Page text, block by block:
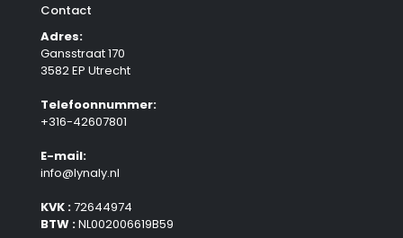
Contact
Adres:
Gansstraat 170
3582 EP Utrecht
Telefoonnummer:
+316-42607801
E-mail:
info@lynaly.nl
KVK :72644974
BTW :NL002006619B59